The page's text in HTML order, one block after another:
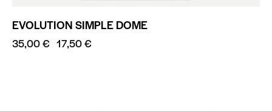
EVOLUTION SIMPLE DOME
35,00€ 17,50€